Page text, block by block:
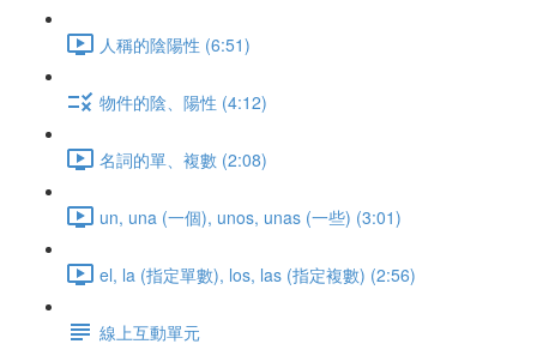
人稱的陰陽性 (6:51)
物件的陰、陽性 (4:12)
名詞的單、複數 (2:08)
un, una (一個), unos, unas (一些) (3:01)
el, la (指定單數), los, las (指定複數) (2:56)
線上互動單元